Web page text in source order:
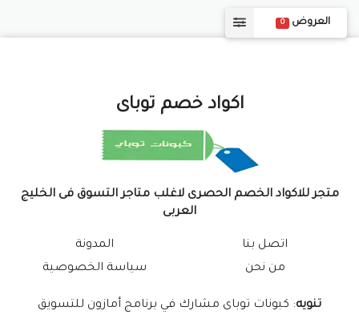
العروض 0
اكواد خصم توباى
متجر للاكواد الخصم الحصرى لاغلب متاجر التسوق فى الخليج
العربى
اتصل بنا
من نحن
المدونة
سياسة الخصوصية
تنويه: كبونات توباى مشارك في برنامج أمازون للتسويق